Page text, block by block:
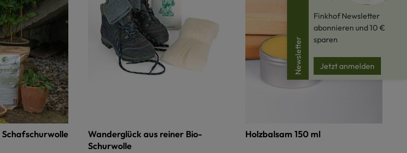
Wanderglück aus reiner Bio-
Schurwolle
Holzbalsam 150 ml
Newsletter
Finkhof Newsletter
abonnieren und 10 €
sparen
Jetzt anmelden